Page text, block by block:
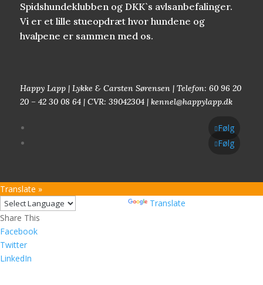
Spidshundeklubben og DKK`s avlsanbefalinger.
Vi er et lille stueopdræt hvor hundene og
hvalpene er sammen med os.
Happy Lapp | Lykke & Carsten Sørensen | Telefon: 60 96 20
20 – 42 30 08 64 | CVR: 39042304 | kennel@happylapp.dk
Følg
Følg
Translate »
Translate
Share This
Facebook
Twitter
LinkedIn